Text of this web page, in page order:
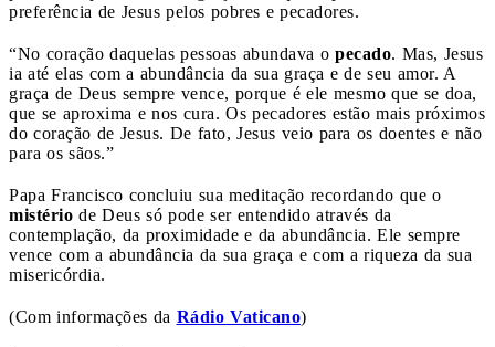
preferência de Jesus pelos pobres e pecadores.
“No coração daquelas pessoas abundava o pecado. Mas, Jesus
ia até elas com a abundância da sua graça e de seu amor. A
graça de Deus sempre vence, porque é ele mesmo que se doa,
que se aproxima e nos cura. Os pecadores estão mais próximos
do coração de Jesus. De fato, Jesus veio para os doentes e não
para os sãos.”
Papa Francisco concluiu sua meditação recordando que o
mistério de Deus só pode ser entendido através da
contemplação, da proximidade e da abundância. Ele sempre
vence com a abundância da sua graça e com a riqueza da sua
misericórdia.
(Com informações da Rádio Vaticano)